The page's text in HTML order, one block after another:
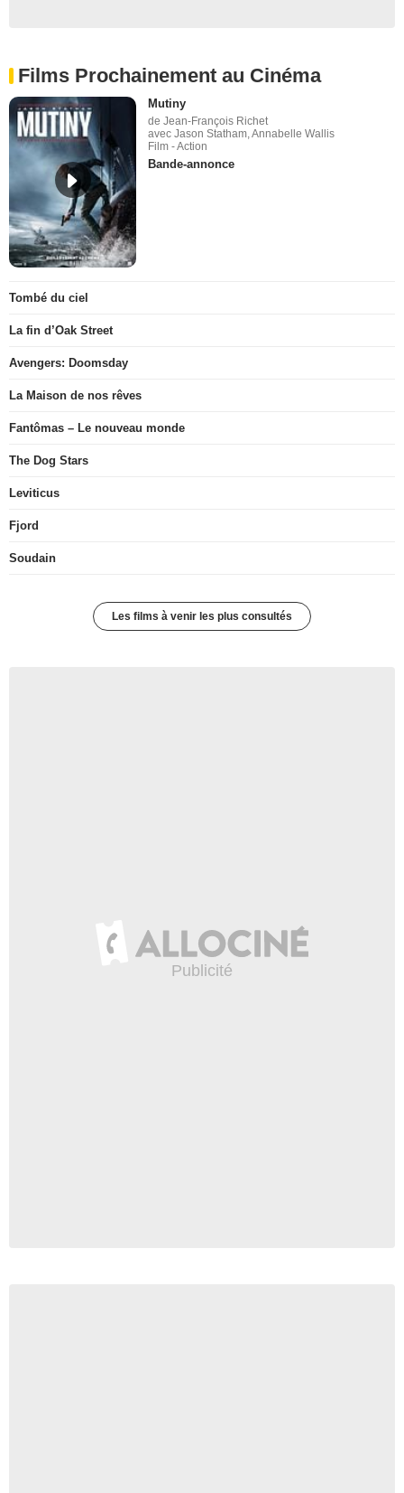
Films Prochainement au Cinéma
Mutiny
de Jean-François Richet
avec Jason Statham, Annabelle Wallis
Film - Action
Bande-annonce
Tombé du ciel
La fin d’Oak Street
Avengers: Doomsday
La Maison de nos rêves
Fantômas – Le nouveau monde
The Dog Stars
Leviticus
Fjord
Soudain
Les films à venir les plus consultés